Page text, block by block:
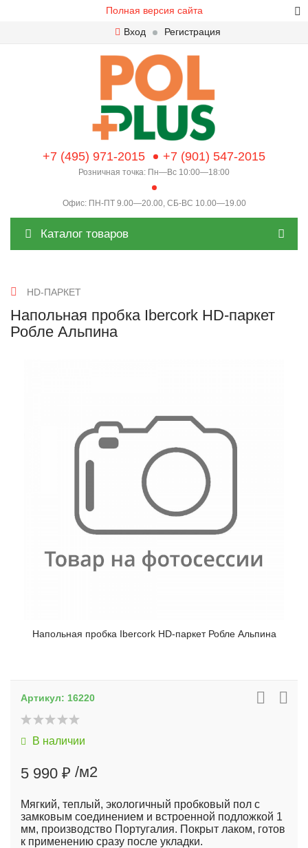
Полная версия сайта
Вход
Регистрация
+7 (495) 971-2015 +7 (901) 547-2015
Розничная точка: Пн—Вс 10:00—18:00
Офис: ПН-ПТ 9.00—20.00, СБ-ВС 10.00—19.00
Каталог товаров
HD-ПАРКЕТ
Напольная пробка Ibercork HD-паркет
Робле Альпина
Напольная пробка Ibercork HD-паркет Робле Альпина
Артикул: 16220
В наличии
5 990 ₽ /м2
Мягкий, теплый, экологичный пробковый пол с
замковым соединением и встроенной подложкой 1
мм, производство Португалия. Покрыт лаком, готов
к применению сразу после укладки.